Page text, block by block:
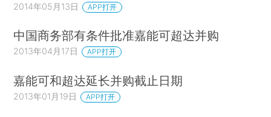
2014年05月13日 APP打开
中国商务部有条件批准嘉能可超达并购
2013年04月17日 APP打开
嘉能可和超达延长并购截止日期
2013年01月19日 APP打开